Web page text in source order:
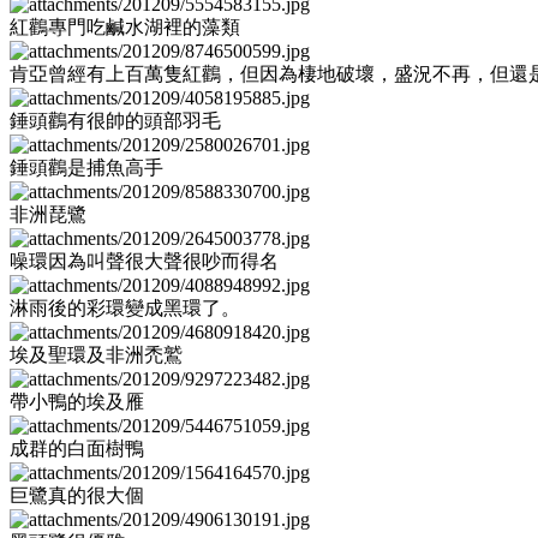
紅鸛專門吃鹹水湖裡的藻類
肯亞曾經有上百萬隻紅鸛，但因為棲地破壞，盛況不再，但還
錘頭鸛有很帥的頭部羽毛
錘頭鸛是捕魚高手
非洲琵鷺
噪環因為叫聲很大聲很吵而得名
淋雨後的彩環變成黑環了。
埃及聖環及非洲禿鷲
帶小鴨的埃及雁
成群的白面樹鴨
巨鷺真的很大個